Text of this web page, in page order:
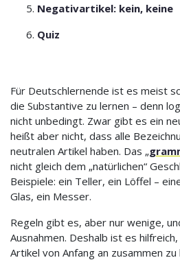
Negativartikel: kein, keine
Quiz
Für Deutschlernende ist es meist
die Substantive zu lernen – denn
nicht unbedingt. Zwar gibt es ein
heißt aber nicht, dass alle
neutralen Artikel haben. Das „
nicht gleich dem „natürlichen“
Beispiele: ein Teller, ein Löffel –
Glas, ein Messer.
Regeln gibt es, aber nur wenige,
Ausnahmen. Deshalb ist es
Artikel von Anfang an zusammen zu